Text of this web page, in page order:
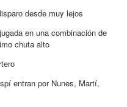
desde muy lejos
en una combinación de
chuta alto
entran por Nunes, Martí,